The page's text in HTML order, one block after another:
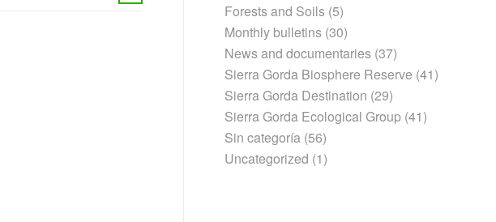
Forests and Soils (5)
Monthly bulletins (30)
News and documentaries (37)
Sierra Gorda Biosphere Reserve (41)
Sierra Gorda Destination (29)
Sierra Gorda Ecological Group (41)
Sin categoría (56)
Uncategorized (1)